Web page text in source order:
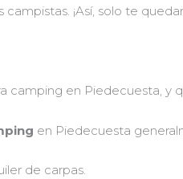
campistas. ¡Así, solo te
camping en Piedecuesta,
en Piedecuesta
de carpas.